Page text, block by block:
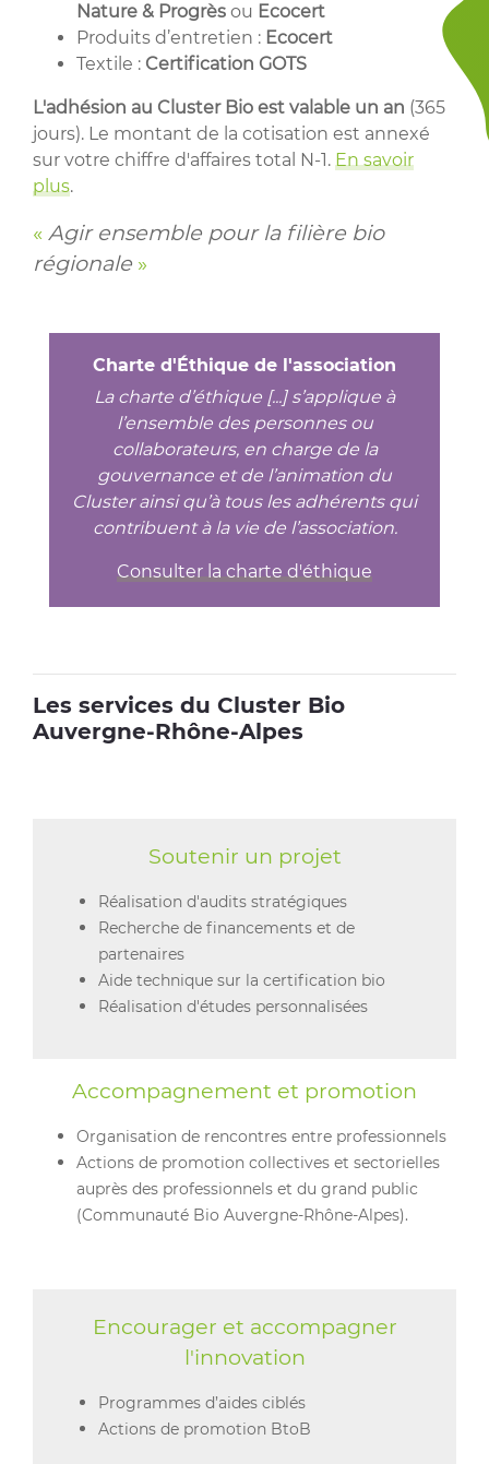
Nature & Progrès ou Ecocert
Produits d’entretien : Ecocert
Textile : Certification GOTS
L'adhésion au Cluster Bio est valable un an (365
jours). Le montant de la cotisation est annexé
sur votre chiffre d'affaires total N-1. En savoir
plus.
« Agir ensemble pour la filière bio
régionale »
Charte d'Éthique de l'association
La charte d’éthique [...] s’applique à
l’ensemble des personnes ou
collaborateurs, en charge de la
gouvernance et de l’animation du
Cluster ainsi qu’à tous les adhérents qui
contribuent à la vie de l’association.
Consulter la charte d'éthique
Les services du Cluster Bio
Auvergne-Rhône-Alpes
Soutenir un projet
Réalisation d'audits stratégiques
Recherche de financements et de
partenaires
Aide technique sur la certification bio
Réalisation d'études personnalisées
Accompagnement et promotion
Organisation de rencontres entre professionnels
Actions de promotion collectives et sectorielles
auprès des professionnels et du grand public
(Communauté Bio Auvergne-Rhône-Alpes).
Encourager et accompagner
l'innovation
Programmes d’aides ciblés
Actions de promotion BtoB